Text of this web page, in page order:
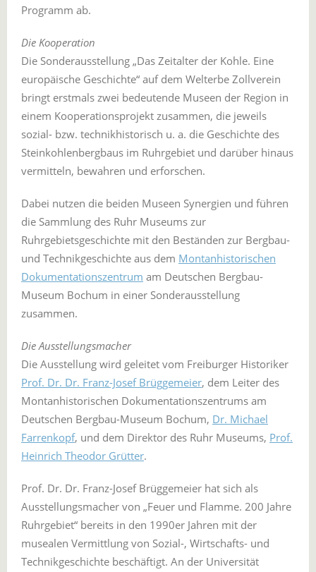
Programm ab.
Die Kooperation
Die Sonderausstellung „Das Zeitalter der Kohle. Eine
europäische Geschichte“ auf dem Welterbe Zollverein
bringt erstmals zwei bedeutende Museen der Region in
einem Kooperationsprojekt zusammen, die jeweils
sozial- bzw. technikhistorisch u. a. die Geschichte des
Steinkohlenbergbaus im Ruhrgebiet und darüber hinaus
vermitteln, bewahren und erforschen.
Dabei nutzen die beiden Museen Synergien und führen
die Sammlung des Ruhr Museums zur
Ruhrgebietsgeschichte mit den Beständen zur Bergbau-
und Technikgeschichte aus dem Montanhistorischen
Dokumentationszentrum am Deutschen Bergbau-
Museum Bochum in einer Sonderausstellung
zusammen.
Die Ausstellungsmacher
Die Ausstellung wird geleitet vom Freiburger Historiker
Prof. Dr. Dr. Franz-Josef Brüggemeier, dem Leiter des
Montanhistorischen Dokumentationszentrums am
Deutschen Bergbau-Museum Bochum, Dr. Michael
Farrenkopf, und dem Direktor des Ruhr Museums, Prof.
Heinrich Theodor Grütter.
Prof. Dr. Dr. Franz-Josef Brüggemeier hat sich als
Ausstellungsmacher von „Feuer und Flamme. 200 Jahre
Ruhrgebiet“ bereits in den 1990er Jahren mit der
musealen Vermittlung von Sozial-, Wirtschafts- und
Technikgeschichte beschäftigt. An der Universität